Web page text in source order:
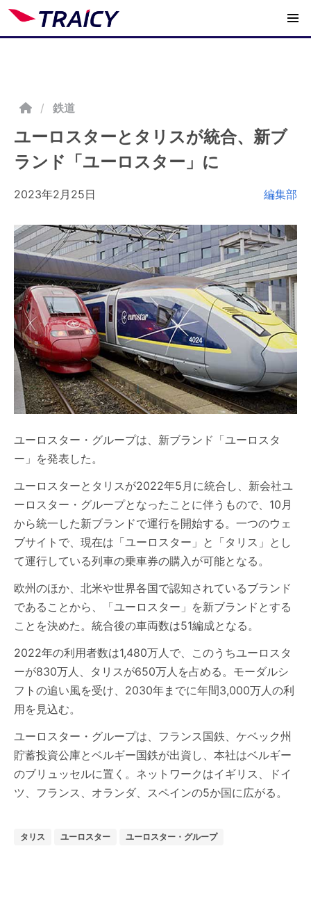
/ 鉄道
ユーロスターとタリスが統合、新ブ
ランド「ユーロスター」に
2023年2月25日 編集部
ユーロスター・グループは、新ブランド「ユーロスタ
ー」を発表した。
ユーロスターとタリスが2022年5月に統合し、新会社ユ
ーロスター・グループとなったことに伴うもので、10月
から統一した新ブランドで運行を開始する。一つのウェ
ブサイトで、現在は「ユーロスター」と「タリス」とし
て運行している列車の乗車券の購入が可能となる。
欧州のほか、北米や世界各国で認知されているブランド
であることから、「ユーロスター」を新ブランドとする
ことを決めた。統合後の車両数は51編成となる。
2022年の利用者数は1,480万人で、このうちユーロスタ
ーが830万人、タリスが650万人を占める。モーダルシ
フトの追い風を受け、2030年までに年間3,000万人の利
用を見込む。
ユーロスター・グループは、フランス国鉄、ケベック州
貯蓄投資公庫とベルギー国鉄が出資し、本社はベルギー
のブリュッセルに置く。ネットワークはイギリス、ドイ
ツ、フランス、オランダ、スペインの5か国に広がる。
タリス ユーロスター ユーロスター・グループ